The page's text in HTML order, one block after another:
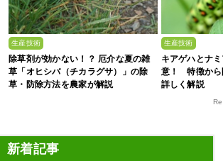
生産技術
除草剤が効かない！？ 厄介な夏の雑
草「オヒシバ（チカラグサ）」の除
草・防除方法を農家が解説
生産技術
キアゲハとナ
意！ 特徴から
詳しく解説
新着記事